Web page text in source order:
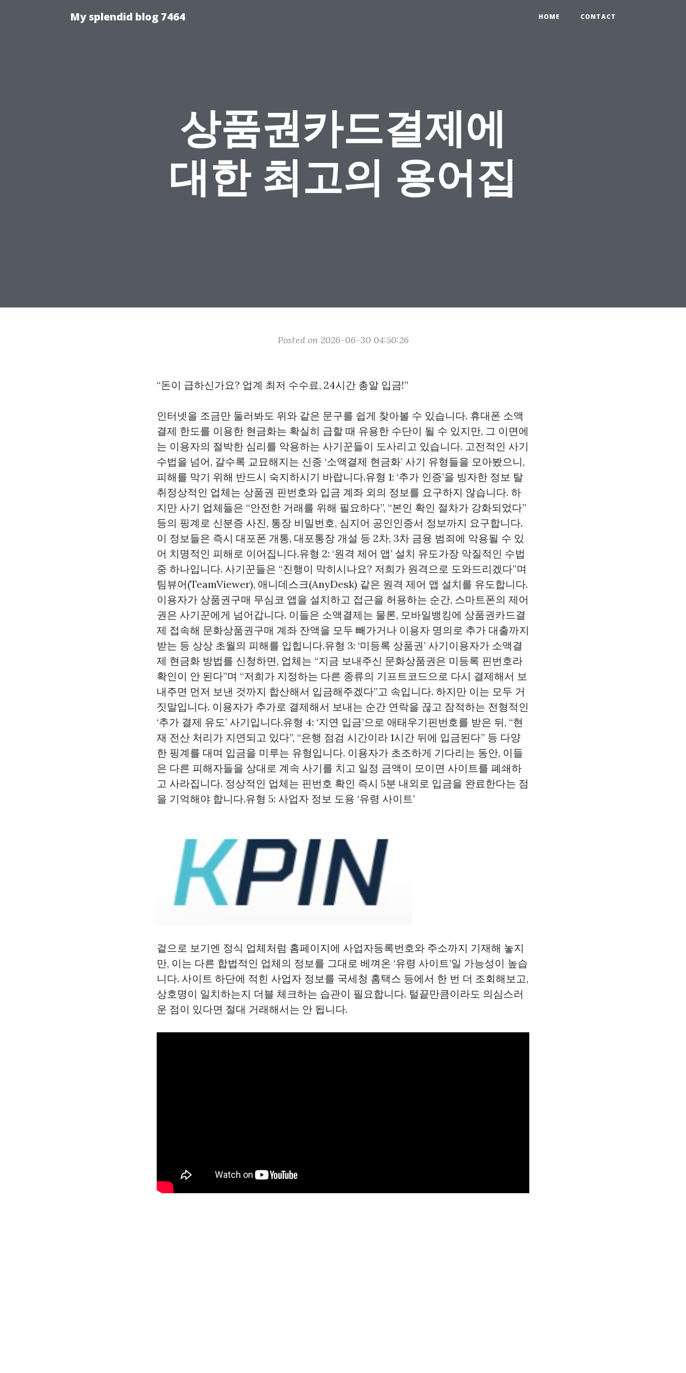
My splendid blog 7464 HOME CONTACT
상품권카드결제에
대한 최고의 용어집
Posted on 2026-06-30 04:50:26
“돈이 급하신가요? 업계 최저 수수료, 24시간 총알 입금!”
인터넷을 조금만 둘러봐도 위와 같은 문구를 쉽게 찾아볼 수 있습니다. 휴대폰 소액
결제 한도를 이용한 현금화는 확실히 급할 때 유용한 수단이 될 수 있지만, 그 이면에
는 이용자의 절박한 심리를 악용하는 사기꾼들이 도사리고 있습니다. 고전적인 사기
수법을 넘어, 갈수록 교묘해지는 신종 ‘소액결제 현금화’ 사기 유형들을 모아봤으니,
피해를 막기 위해 반드시 숙지하시기 바랍니다.유형 1: ‘추가 인증’을 빙자한 정보 탈
취정상적인 업체는 상품권 핀번호와 입금 계좌 외의 정보를 요구하지 않습니다. 하
지만 사기 업체들은 “안전한 거래를 위해 필요하다”, “본인 확인 절차가 강화되었다”
등의 핑계로 신분증 사진, 통장 비밀번호, 심지어 공인인증서 정보까지 요구합니다.
이 정보들은 즉시 대포폰 개통, 대포통장 개설 등 2차, 3차 금융 범죄에 악용될 수 있
어 치명적인 피해로 이어집니다.유형 2: ‘원격 제어 앱’ 설치 유도가장 악질적인 수법
중 하나입니다. 사기꾼들은 “진행이 막히시나요? 저희가 원격으로 도와드리겠다”며
팀뷰어(TeamViewer), 애니데스크(AnyDesk) 같은 원격 제어 앱 설치를 유도합니다.
이용자가 상품권구매 무심코 앱을 설치하고 접근을 허용하는 순간, 스마트폰의 제어
권은 사기꾼에게 넘어갑니다. 이들은 소액결제는 물론, 모바일뱅킹에 상품권카드결
제 접속해 문화상품권구매 계좌 잔액을 모두 빼가거나 이용자 명의로 추가 대출까지
받는 등 상상 초월의 피해를 입힙니다.유형 3: ‘미등록 상품권’ 사기이용자가 소액결
제 현금화 방법를 신청하면, 업체는 “지금 보내주신 문화상품권은 미등록 핀번호라
확인이 안 된다”며 “저희가 지정하는 다른 종류의 기프트코드으로 다시 결제해서 보
내주면 먼저 보낸 것까지 합산해서 입금해주겠다”고 속입니다. 하지만 이는 모두 거
짓말입니다. 이용자가 추가로 결제해서 보내는 순간 연락을 끊고 잠적하는 전형적인
‘추가 결제 유도’ 사기입니다.유형 4: ‘지연 입금’으로 애태우기핀번호를 받은 뒤, “현
재 전산 처리가 지연되고 있다”, “은행 점검 시간이라 1시간 뒤에 입금된다” 등 다양
한 핑계를 대며 입금을 미루는 유형입니다. 이용자가 초조하게 기다리는 동안, 이들
은 다른 피해자들을 상대로 계속 사기를 치고 일정 금액이 모이면 사이트를 폐쇄하
고 사라집니다. 정상적인 업체는 핀번호 확인 즉시 5분 내외로 입금을 완료한다는 점
을 기억해야 합니다.유형 5: 사업자 정보 도용 ‘유령 사이트’
겉으로 보기엔 정식 업체처럼 홈페이지에 사업자등록번호와 주소까지 기재해 놓지
만, 이는 다른 합법적인 업체의 정보를 그대로 베껴온 ‘유령 사이트’일 가능성이 높습
니다. 사이트 하단에 적힌 사업자 정보를 국세청 홈택스 등에서 한 번 더 조회해보고,
상호명이 일치하는지 더블 체크하는 습관이 필요합니다. 털끝만큼이라도 의심스러
운 점이 있다면 절대 거래해서는 안 됩니다.